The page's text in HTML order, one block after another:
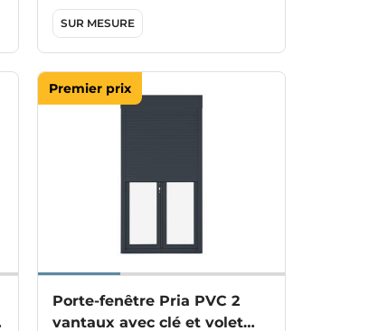
SUR MESURE
Premier prix
Porte-fenêtre Pria PVC 2
vantaux avec clé et volet